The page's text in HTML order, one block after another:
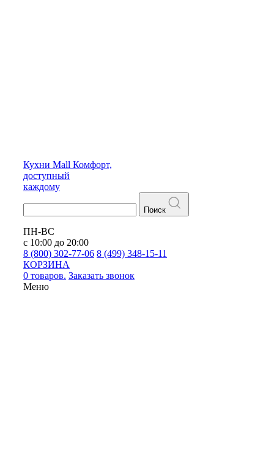
Кухни Mall Комфорт,
доступный
каждому
Поиск
ПН-ВС
с 10:00 до 20:00
8 (800) 302-77-06 8 (499) 348-15-11
КОРЗИНА
0 товаров. Заказать звонок
Меню